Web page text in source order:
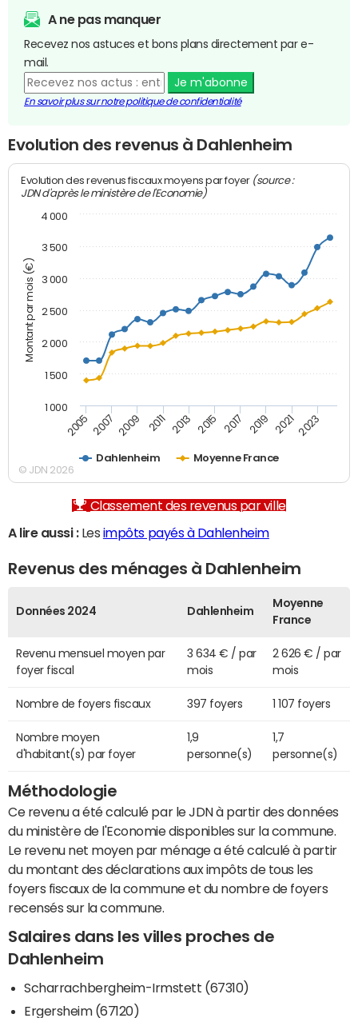
A ne pas manquer
Recevez nos astuces et bons plans directement par e-
mail.
Je m'abonne
En savoir plus sur notre politique de confidentialité
Evolution des revenus à Dahlenheim
Montant par mois (€)
Evolution des revenus fiscaux moyens par foyer (source :
JDN d'après le ministère de l'Economie)
Dahlenheim Moyenne France
2005 2007 2009 2011 2013 2015 2017 2019 2021 2023
1 000
1 500
2 000
2 500
3 000
3 500
4 000
© JDN 2026
Classement des revenus par ville
A lire aussi :Les impôts payés à Dahlenheim
Revenus des ménages à Dahlenheim
Données 2024 Dahlenheim
Moyenne
France
Revenu mensuel moyen par
foyer fiscal
3 634 € / par
mois
2 626 € / par
mois
Nombre de foyers fiscaux 397 foyers 1 107 foyers
Nombre moyen
d'habitant(s) par foyer
1,9
personne(s)
1,7
personne(s)
Méthodologie
Ce revenu a été calculé par le JDN à partir des données
du ministère de l'Economie disponibles sur la commune.
Le revenu net moyen par ménage a été calculé à partir
du montant des déclarations aux impôts de tous les
foyers fiscaux de la commune et du nombre de foyers
recensés sur la commune.
Salaires dans les villes proches de
Dahlenheim
Scharrachbergheim-Irmstett (67310)
Ergersheim (67120)